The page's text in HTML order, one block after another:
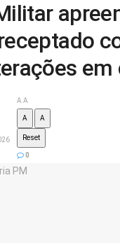
A A
A A
Reset
0